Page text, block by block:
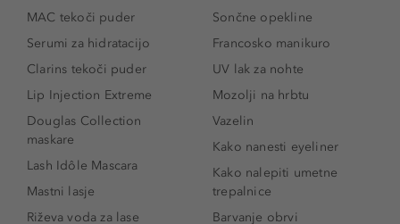
MAC tekoči puder
Serumi za hidratacijo
Clarins tekoči puder
Lip Injection Extreme
Douglas Collection
maskare
Lash Idôle Mascara
Mastni lasje
Riževa voda za lase
Sončne opekline
Francosko manikuro
UV lak za nohte
Mozolji na hrbtu
Vazelin
Kako nanesti eyeliner
Kako nalepiti umetne
trepalnice
Barvanje obrvi